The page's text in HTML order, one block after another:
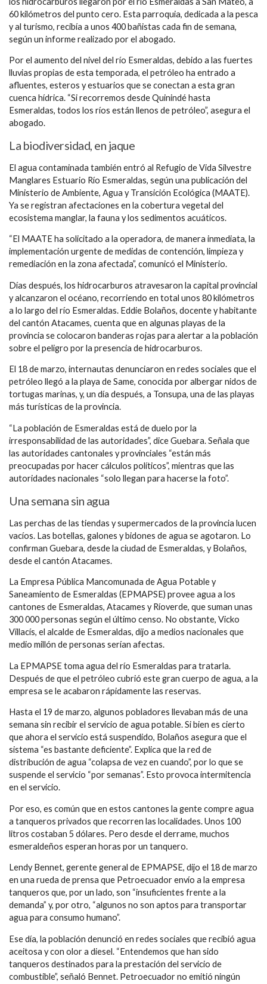
60 kilómetros del punto cero. Esta parroquia, dedicada a la pesca
y al turismo, recibía a unos 400 bañistas cada fin de semana,
según un informe realizado por el abogado.
Por el aumento del nivel del río Esmeraldas, debido a las fuertes
lluvias propias de esta temporada, el petróleo ha entrado a
afluentes, esteros y estuarios que se conectan a esta gran
cuenca hídrica. “Si recorremos desde Quinindé hasta
Esmeraldas, todos los ríos están llenos de petróleo”, asegura el
abogado.
La biodiversidad, en jaque
El agua contaminada también entró al Refugio de Vida Silvestre
Manglares Estuario Río Esmeraldas, según una publicación del
Ministerio de Ambiente, Agua y Transición Ecológica (MAATE).
Ya se registran afectaciones en la cobertura vegetal del
ecosistema manglar, la fauna y los sedimentos acuáticos.
“El MAATE ha solicitado a la operadora, de manera inmediata, la
implementación urgente de medidas de contención, limpieza y
remediación en la zona afectada”, comunicó el Ministerio.
Días después, los hidrocarburos atravesaron la capital provincial
y alcanzaron el océano, recorriendo en total unos 80 kilómetros
a lo largo del río Esmeraldas. Eddie Bolaños, docente y habitante
del cantón Atacames, cuenta que en algunas playas de la
provincia se colocaron banderas rojas para alertar a la población
sobre el peligro por la presencia de hidrocarburos.
El 18 de marzo, internautas denunciaron en redes sociales que el
petróleo llegó a la playa de Same, conocida por albergar nidos de
tortugas marinas, y, un día después, a Tonsupa, una de las playas
más turísticas de la provincia.
“La población de Esmeraldas está de duelo por la
irresponsabilidad de las autoridades”, dice Guebara. Señala que
las autoridades cantonales y provinciales “están más
preocupadas por hacer cálculos políticos”, mientras que las
autoridades nacionales “solo llegan para hacerse la foto”.
Una semana sin agua
Las perchas de las tiendas y supermercados de la provincia lucen
vacíos. Las botellas, galones y bidones de agua se agotaron. Lo
confirman Guebara, desde la ciudad de Esmeraldas, y Bolaños,
desde el cantón Atacames.
La Empresa Pública Mancomunada de Agua Potable y
Saneamiento de Esmeraldas (EPMAPSE) provee agua a los
cantones de Esmeraldas, Atacames y Ríoverde, que suman unas
300 000 personas según el último censo. No obstante, Vicko
Villacís, el alcalde de Esmeraldas, dijo a medios nacionales que
medio millón de personas serían afectas.
La EPMAPSE toma agua del río Esmeraldas para tratarla.
Después de que el petróleo cubrió este gran cuerpo de agua, a la
empresa se le acabaron rápidamente las reservas.
Hasta el 19 de marzo, algunos pobladores llevaban más de una
semana sin recibir el servicio de agua potable. Si bien es cierto
que ahora el servicio está suspendido, Bolaños asegura que el
sistema “es bastante deficiente”. Explica que la red de
distribución de agua “colapsa de vez en cuando”, por lo que se
suspende el servicio “por semanas”. Esto provoca intermitencia
en el servicio.
Por eso, es común que en estos cantones la gente compre agua
a tanqueros privados que recorren las localidades. Unos 100
litros costaban 5 dólares. Pero desde el derrame, muchos
esmeraldeños esperan horas por un tanquero.
Lendy Bennet, gerente general de EPMAPSE, dijo el 18 de marzo
en una rueda de prensa que Petroecuador envío a la empresa
tanqueros que, por un lado, son “insuficientes frente a la
demanda” y, por otro, “algunos no son aptos para transportar
agua para consumo humano”.
Ese día, la población denunció en redes sociales que recibió agua
aceitosa y con olor a diesel. “Entendemos que han sido
tanqueros destinados para la prestación del servicio de
combustible”, señaló Bennet. Petroecuador no emitió ningún